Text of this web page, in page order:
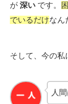
が 深い です。
でいるだけなん
そして、今の私
人